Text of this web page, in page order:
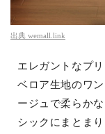
出典 wemall.link
エレガントなプ
ベロア生地のワ
ージュで柔らか
シックにまとま